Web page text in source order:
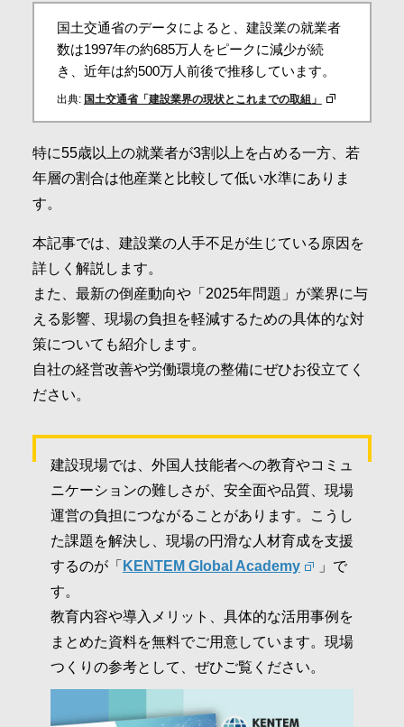
資料請求
サイト内検索
マイページ
国土交通省のデータによると、建設業の就業者
数は1997年の約685万人をピークに減少が続
き、近年は約500万人前後で推移しています。
出典: 国土交通省「建設業界の現状とこれまでの取組」
特に55歳以上の就業者が3割以上を占める一方、若
年層の割合は他産業と比較して低い水準にありま
す。
本記事では、建設業の人手不足が生じている原因を
詳しく解説します。
また、最新の倒産動向や「2025年問題」が業界に与
える影響、現場の負担を軽減するための具体的な対
策についても紹介します。
自社の経営改善や労働環境の整備にぜひお役立てく
ださい。
建設現場では、外国人技能者への教育やコミュ
ニケーションの難しさが、安全面や品質、現場
運営の負担につながることがあります。こうし
た課題を解決し、現場の円滑な人材育成を支援
するのが「 KENTEM Global Academy
」で
す。
教育内容や導入メリット、具体的な活用事例を
まとめた資料を無料でご用意しています。現場
つくりの参考として、ぜひご覧ください。